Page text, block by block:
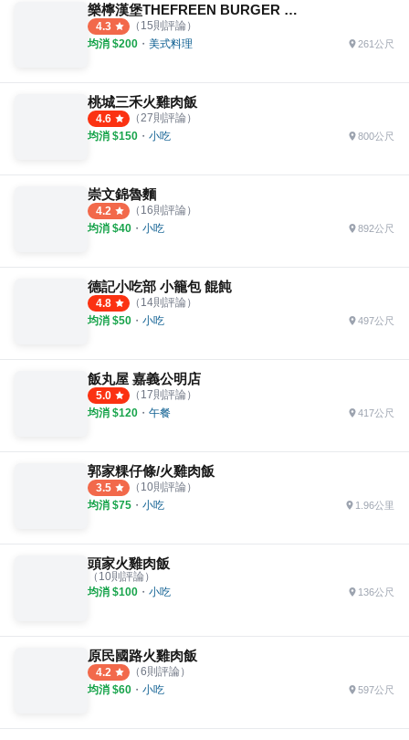
樂檸漢堡THEFREEN BURGER 嘉義中山市府門市
4.3 （ 15則評論）
均消 $200 ・ 美式料理 261公尺
桃城三禾火雞肉飯
4.6 （ 27則評論）
均消 $150 ・ 小吃 800公尺
崇文錦魯麵
4.2 （ 16則評論）
均消 $40 ・ 小吃 892公尺
德記小吃部 小籠包 餛飩
4.8 （ 14則評論）
均消 $50 ・ 小吃 497公尺
飯丸屋 嘉義公明店
5.0 （ 17則評論）
均消 $120 ・ 午餐 417公尺
郭家粿仔條/火雞肉飯
3.5 （ 10則評論）
均消 $75 ・ 小吃 1.96公里
頭家火雞肉飯
（ 10則評論）
均消 $100 ・ 小吃 136公尺
原民國路火雞肉飯
4.2 （6則評論）
均消 $60 ・ 小吃 597公尺